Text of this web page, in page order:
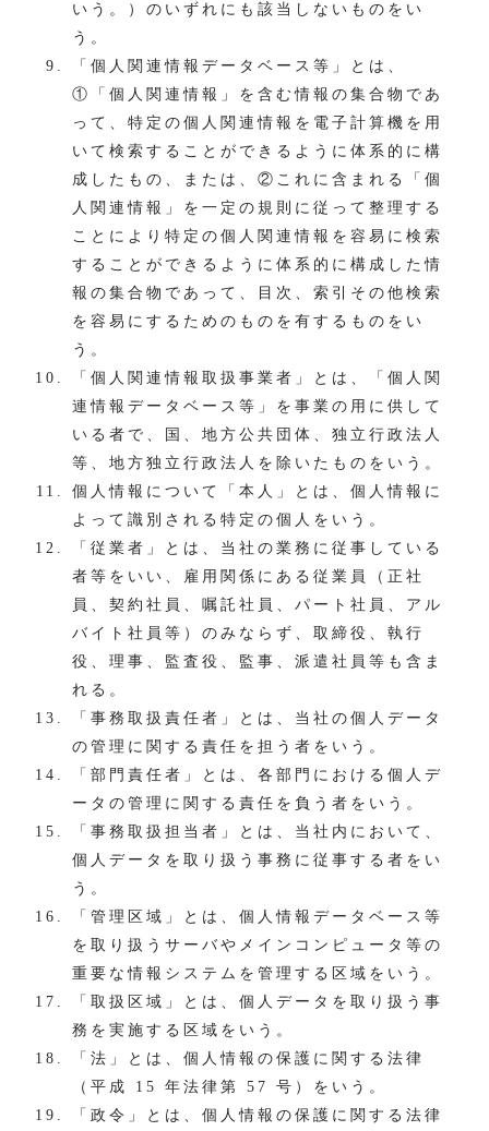
いう。）のいずれにも該当しないものをい
う。
「個人関連情報データベース等」とは、
①「個人関連情報」を含む情報の集合物であ
って、特定の個人関連情報を電子計算機を用
いて検索することができるように体系的に構
成したもの、または、②これに含まれる「個
人関連情報」を一定の規則に従って整理する
ことにより特定の個人関連情報を容易に検索
することができるように体系的に構成した情
報の集合物であって、目次、索引その他検索
を容易にするためのものを有するものをい
う。
「個人関連情報取扱事業者」とは、「個人関
連情報データベース等」を事業の用に供して
いる者で、国、地方公共団体、独立行政法人
等、地方独立行政法人を除いたものをいう。
個人情報について「本人」とは、個人情報に
よって識別される特定の個人をいう。
「従業者」とは、当社の業務に従事している
者等をいい、雇用関係にある従業員（正社
員、契約社員、嘱託社員、パート社員、アル
バイト社員等）のみならず、取締役、執行
役、理事、監査役、監事、派遣社員等も含ま
れる。
「事務取扱責任者」とは、当社の個人データ
の管理に関する責任を担う者をいう。
「部門責任者」とは、各部門における個人デ
ータの管理に関する責任を負う者をいう。
「事務取扱担当者」とは、当社内において、
個人データを取り扱う事務に従事する者をい
う。
「管理区域」とは、個人情報データベース等
を取り扱うサーバやメインコンピュータ等の
重要な情報システムを管理する区域をいう。
「取扱区域」とは、個人データを取り扱う事
務を実施する区域をいう。
「法」とは、個人情報の保護に関する法律
（平成 15 年法律第 57 号）をいう。
「政令」とは、個人情報の保護に関する法律